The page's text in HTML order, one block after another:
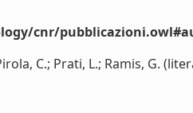
cnr/
C.; Prati, L.; Ramis, G.